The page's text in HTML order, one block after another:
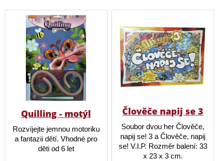
Quilling - motýl
Rozvíjejte jemnou motoriku
a fantazii dětí. Vhodné pro
děti od 6 let
Člověče napij se 3
Soubor dvou her Člověče,
napij se! 3 a Člověče, napij
se! V.I.P. Rozměr balení: 33
x 23 x 3 cm.